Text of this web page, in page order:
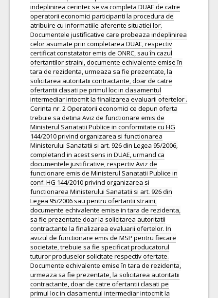
indeplinirea cerintei: se va completa DUAE de catre
operatorii economici participanti la procedura de
atribuire cu informatiile aferente situatiei lor.
Documentele justificative care probeaza indeplinirea
celor asumate prin completarea DUAE, respectiv
certificat constatator emis de ONRC, sau în cazul
ofertantilor straini, documente echivalente emise în
tara de rezidenta, urmeaza sa fie prezentate, la
solicitarea autoritatii contractante, doar de catre
ofertantii clasati pe primul loc in clasamentul
intermediar intocmit la finalizarea evaluarii ofertelor .
Cerinta nr. 2 Operatorii economici ce depun oferta
trebuie sa detina Aviz de functionare emis de
Ministerul Sanatatii Publice in conformitate cu HG
144/2010 privind organizarea si functionarea
Ministerului Sanatatii si art. 926 din Legea 95/2006,
completand in acest sens in DUAE, urmand ca
documentele justificative, respectiv Aviz de
functionare emis de Ministerul Sanatatii Publice in
conf. HG 144/2010 privind organizarea si
functionarea Ministerului Sanatatii si art. 926 din
Legea 95/2006 sau pentru ofertantii straini,
documente echivalente emise in tara de rezidenta,
sa fie prezentate doar la solicitarea autoritatii
contractante la finalizarea evaluarii ofertelor. In
avizul de functionare emis de MSP pentru fiecare
societate, trebuie sa fie specificat producatorul
tuturor produselor solicitate respectiv ofertate.
Documente echivalente emise în tara de rezidenta,
urmeaza sa fie prezentate, la solicitarea autoritatii
contractante, doar de catre ofertantii clasati pe
primul loc in clasamentul intermediar intocmit la